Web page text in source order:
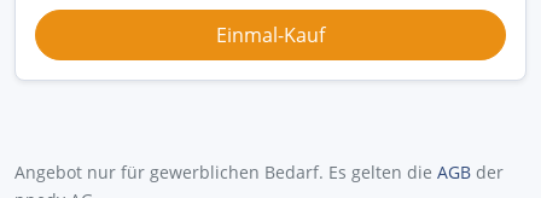
Angebot nur für gewerblichen Bedarf. Es gelten die AGB der